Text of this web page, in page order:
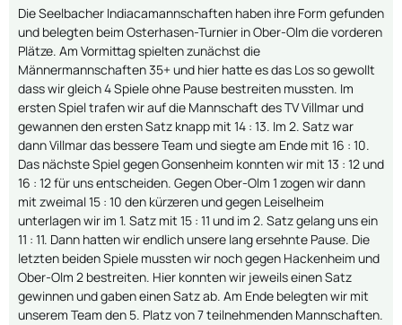
Die Seelbacher Indiacamannschaften haben ihre Form gefunden
und belegten beim Osterhasen-Turnier in Ober-Olm die vorderen
Plätze. Am Vormittag spielten zunächst die
Männermannschaften 35+ und hier hatte es das Los so gewollt
dass wir gleich 4 Spiele ohne Pause bestreiten mussten. Im
ersten Spiel trafen wir auf die Mannschaft des TV Villmar und
gewannen den ersten Satz knapp mit 14 : 13. Im 2. Satz war
dann Villmar das bessere Team und siegte am Ende mit 16 : 10.
Das nächste Spiel gegen Gonsenheim konnten wir mit 13 : 12 und
16 : 12 für uns entscheiden. Gegen Ober-Olm 1 zogen wir dann
mit zweimal 15 : 10 den kürzeren und gegen Leiselheim
unterlagen wir im 1. Satz mit 15 : 11 und im 2. Satz gelang uns ein
11 : 11. Dann hatten wir endlich unsere lang ersehnte Pause. Die
letzten beiden Spiele mussten wir noch gegen Hackenheim und
Ober-Olm 2 bestreiten. Hier konnten wir jeweils einen Satz
gewinnen und gaben einen Satz ab. Am Ende belegten wir mit
unserem Team den 5. Platz von 7 teilnehmenden Mannschaften.